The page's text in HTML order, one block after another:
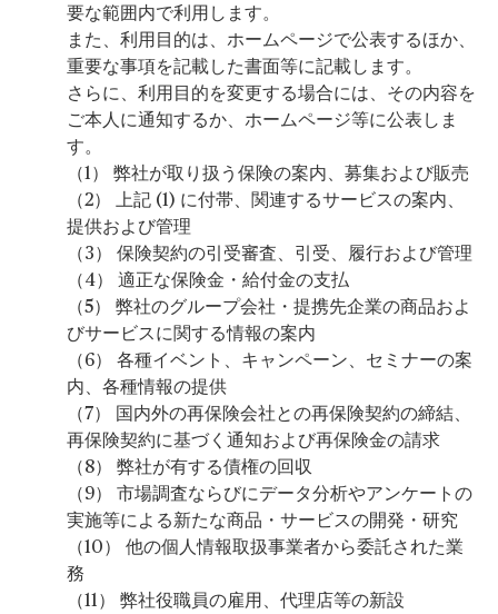
要な範囲内で利用します。
また、利用目的は、ホームページで公表するほか、
重要な事項を記載した書面等に記載します。
さらに、利用目的を変更する場合には、その内容を
ご本人に通知するか、ホームページ等に公表しま
す。
（1） 弊社が取り扱う保険の案内、募集および販売
（2） 上記 (1) に付帯、関連するサービスの案内、
提供および管理
（3） 保険契約の引受審査、引受、履行および管理
（4） 適正な保険金・給付金の支払
（5） 弊社のグループ会社・提携先企業の商品およ
びサービスに関する情報の案内
（6） 各種イベント、キャンペーン、セミナーの案
内、各種情報の提供
（7） 国内外の再保険会社との再保険契約の締結、
再保険契約に基づく通知および再保険金の請求
（8） 弊社が有する債権の回収
（9） 市場調査ならびにデータ分析やアンケートの
実施等による新たな商品・サービスの開発・研究
（10） 他の個人情報取扱事業者から委託された業
務
（11） 弊社役職員の雇用、代理店等の新設